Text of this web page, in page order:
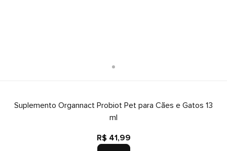
Suplemento Organnact Probiot Pet para Cães e Gatos 13
ml
R$ 41,99